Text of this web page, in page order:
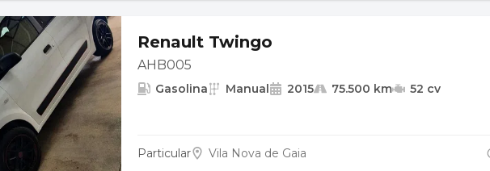
Renault Twingo
AHB005
Gasolina Manual 2015 75.500 km 52 cv
Particular Vila Nova de Gaia